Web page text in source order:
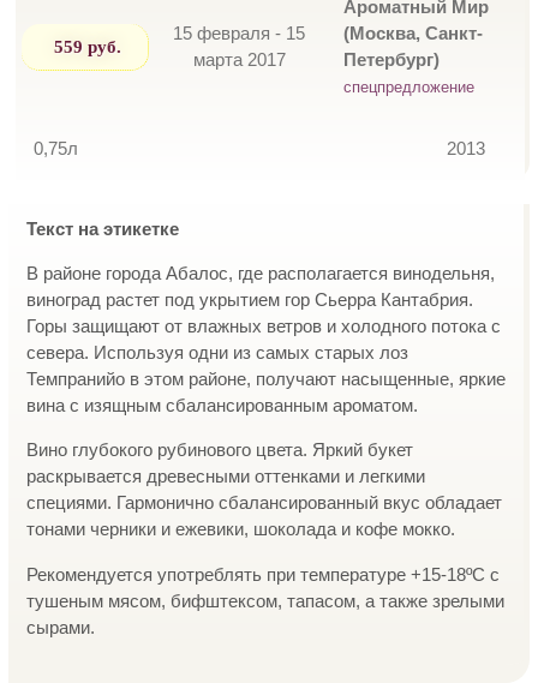
559 руб.
15 февраля - 15
марта 2017
Ароматный Мир
(Москва, Санкт-
Петербург)
спецпредложение
0,75л 2013
Текст на этикетке
В районе города Абалос, где располагается винодельня,
виноград растет под укрытием гор Сьерра Кантабрия.
Горы защищают от влажных ветров и холодного потока с
севера. Используя одни из самых старых лоз
Темпранийо в этом районе, получают насыщенные, яркие
вина с изящным сбалансированным ароматом.
Вино глубокого рубинового цвета. Яркий букет
раскрывается древесными оттенками и легкими
специями. Гармонично сбалансированный вкус обладает
тонами черники и ежевики, шоколада и кофе мокко.
Рекомендуется употреблять при температуре +15-18ºС с
тушеным мясом, бифштексом, тапасом, а также зрелыми
сырами.